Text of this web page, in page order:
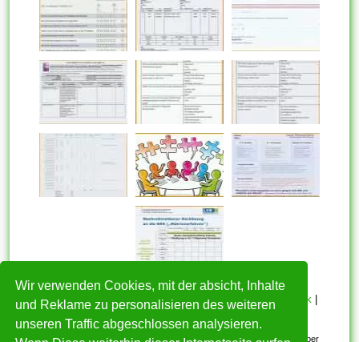
Wir verwenden Cookies, mit der absicht, Inhalte
und Reklame zu personalisieren des weiteren
unseren Traffic abgeschlossen analysieren.
HOME Datenschutzerklärung |Cookie Politik
Copyright
Nutzungsbedingungen
Alle eingereichten Inhalte bleiben dem ursprünglichen Copyright-Inhaber